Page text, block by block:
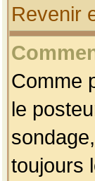
Revenir
Comme
le
toujours